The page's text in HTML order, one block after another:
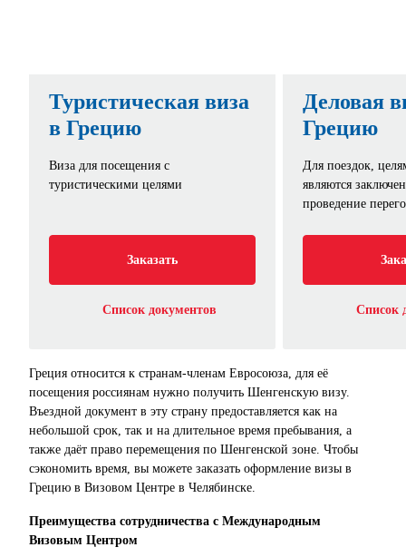
Туристическая виза
в Грецию
Виза для посещения с
туристическими целями
Заказать
Список документов
Деловая
Грецию
Для поездок,
являются
проведение
Список
Греция относится к странам-членам Евросоюза, для её
посещения россиянам нужно получить Шенгенскую визу.
Въездной документ в эту страну предоставляется как на
небольшой срок, так и на длительное время пребывания, а
также даёт право перемещения по Шенгенской зоне. Чтобы
сэкономить время, вы можете заказать оформление визы в
Грецию в Визовом Центре в Челябинске.
Преимущества сотрудничества с Международным
Визовым Центром